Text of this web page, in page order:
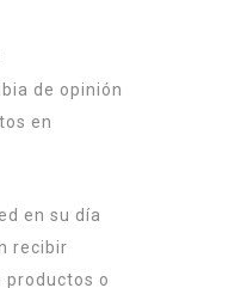
de opinión
en
en su día
recibir
productos o